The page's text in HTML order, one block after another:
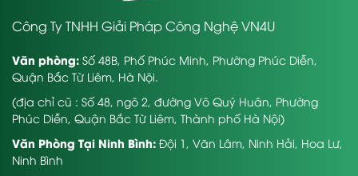
Công Ty TNHH Giải Pháp Công Nghệ VN4U
Văn phòng: Số 48B, Phố Phúc Minh, Phường Phúc Diễn,
Quận Bắc Từ Liêm, Hà Nội.
(địa chỉ cũ : Số 48, ngõ 2, đường Võ Quý Huân, Phường
Phúc Diễn, Quận Bắc Từ Liêm, Thành phố Hà Nội)
Văn Phòng Tại Ninh Bình: Đội 1, Văn Lâm, Ninh Hải, Hoa Lư,
Ninh Bình